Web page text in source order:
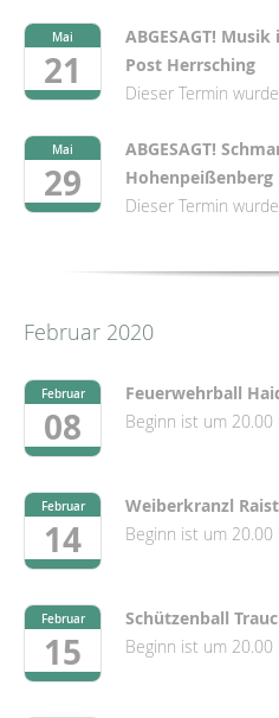
Mai
21
ABGESAGT!
Post Herrsching
Dieser Termin
Mai
29
ABGESAGT!
Hohenpeißenberg
Dieser Termin
Februar 2020
Februar
08
Feuerwehrball
Beginn ist um
Februar
14
Weiberkranzl
Beginn ist um
Februar
15
Schützenball
Beginn ist um 20.00